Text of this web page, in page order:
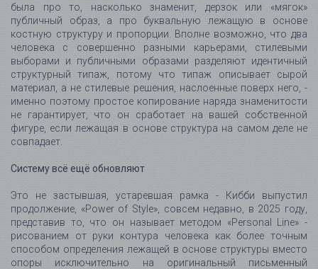
была про то, насколько знаменит, дерзок или «мягок»
публичный образ, а про буквальную лежащую в основе
костную структуру и пропорции. Вполне возможно, что два
человека с совершенно разными карьерами, стилевыми
выборами и публичными образами разделяют идентичный
структурный типаж, потому что типаж описывает сырой
материал, а не стилевые решения, наслоенные поверх него, -
именно поэтому простое копирование наряда знаменитости
не гарантирует, что он сработает на вашей собственной
фигуре, если лежащая в основе структура на самом деле не
совпадает.
Систему всё ещё обновляют
Это не застывшая, устаревшая рамка - Кибби выпустил
продолжение, «Power of Style», совсем недавно, в 2025 году,
представив то, что он называет методом «Personal Line» -
рисованием от руки контура человека как более точным
способом определения лежащей в основе структуры вместо
опоры исключительно на оригинальный письменный